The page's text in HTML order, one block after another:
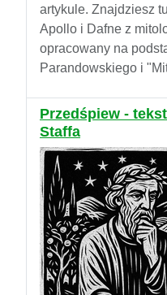
artykule. Znajdziesz
Apollo i Dafne z
opracowany na
Parandowskiego i
Przedśpiew -
Staffa